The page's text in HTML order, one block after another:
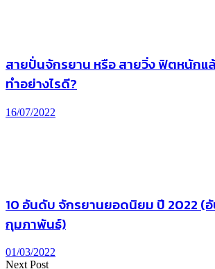
สายปั่นจักรยาน หรือ สายวิ่ง ฟิตหนักแ
ทำอย่างไรดี?
16/07/2022
10 อันดับ จักรยานยอดนิยม ปี 2022 (
กุมภาพันธ์)
01/03/2022
Next Post